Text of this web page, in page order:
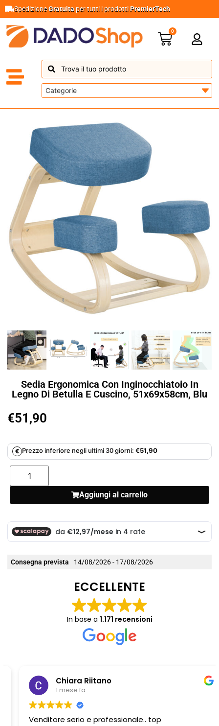
SpedizioneGratuita per tutti i prodottiPremierTech
0
Sedia Ergonomica Con Inginocchiatoio In
Legno Di Betulla E Cuscino, 51x69x58cm, Blu
€51,90
€ Prezzo inferiore negli ultimi 30 giorni: €51,90
Aggiungi al carrello
Consegna prevista 14/08/2026 - 17/08/2026
ECCELLENTE
In base a 1.171 recensioni
Chiara Riitano
1 mese fa
Venditore serio e professionale.. top